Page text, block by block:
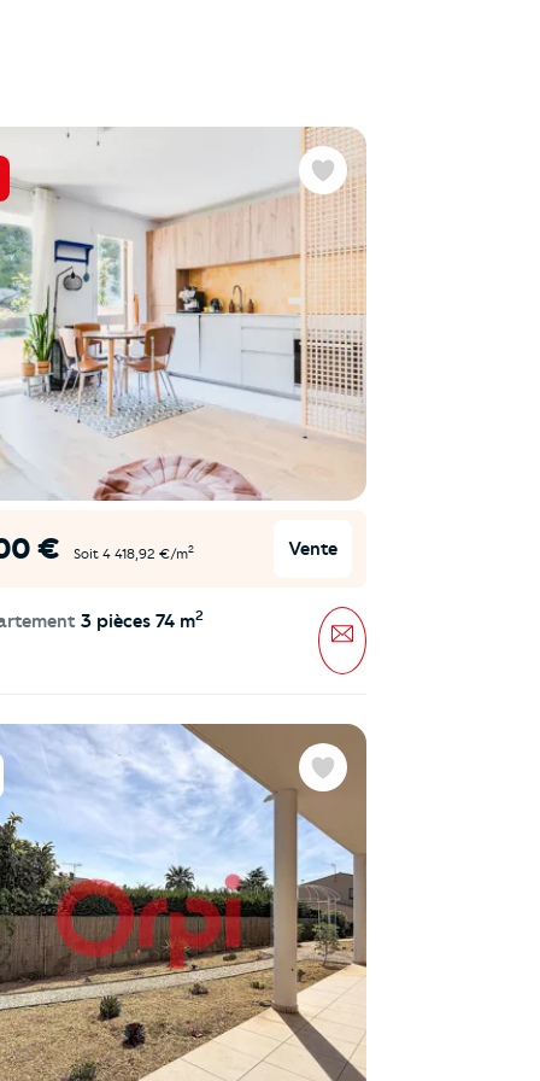
€ Soit 4 418,92 €/m2 Vente
3 pièces 74 m2
Favoris
Message
Favoris